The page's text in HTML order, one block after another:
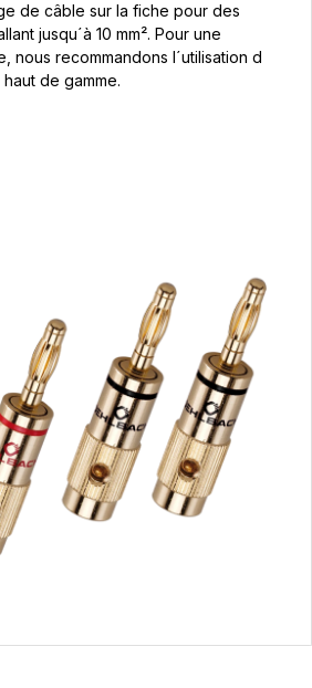
de câble sur la fiche pour des
jusqu´à 10 mm². Pour une
nous recommandons l´utilisation d
de gamme.